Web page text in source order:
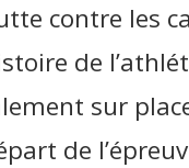
contre les
de
sur
de